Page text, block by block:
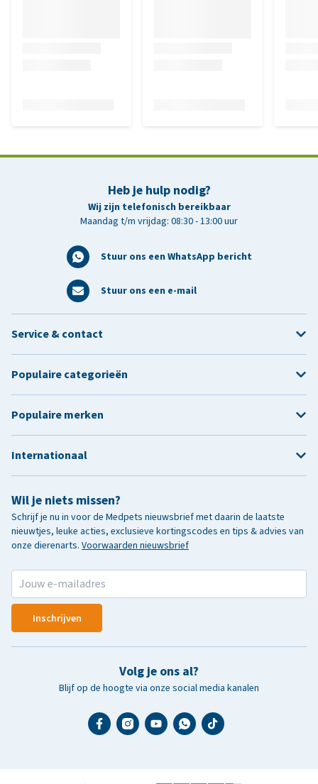
Heb je hulp nodig?
Wij zijn telefonisch bereikbaar
Maandag t/m vrijdag: 08:30 - 13:00 uur
Stuur ons een WhatsApp bericht
Stuur ons een e-mail
Wil je niets missen?
Schrijf je nu in voor de Medpets nieuwsbrief met daarin de laatste
nieuwtjes, leuke acties, exclusieve kortingscodes en tips & advies van
onze dierenarts. Voorwaarden nieuwsbrief
Inschrijven
Volg je ons al?
Blijf op de hoogte via onze social media kanalen
Service & contact
Populaire categorieën
Populaire merken
Internationaal